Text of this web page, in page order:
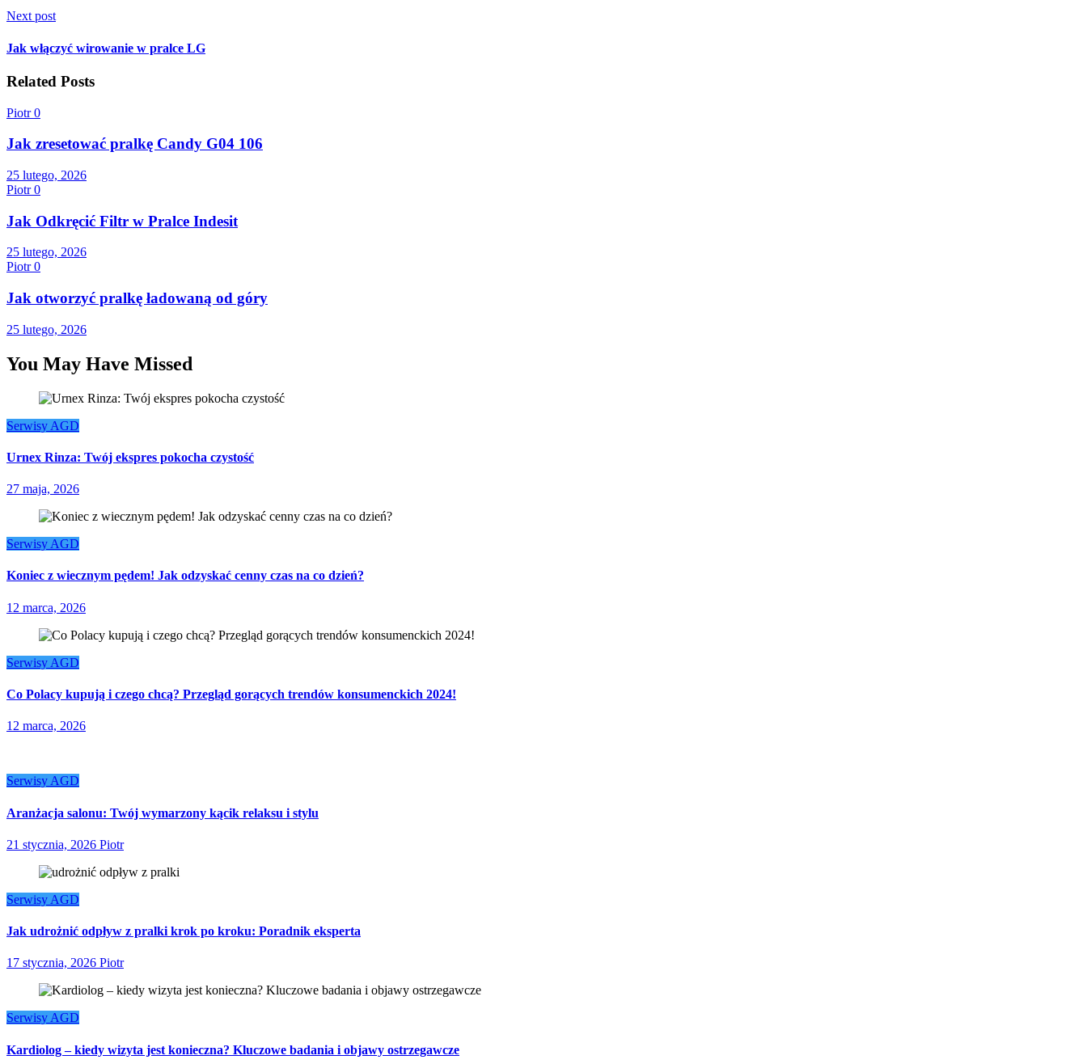
Next post
Jak włączyć wirowanie w pralce LG
Related Posts
Piotr0
Jak zresetować pralkę Candy G04 106
25 lutego, 2026
Piotr0
Jak Odkręcić Filtr w Pralce Indesit
25 lutego, 2026
Piotr0
Jak otworzyć pralkę ładowaną od góry
25 lutego, 2026
You May Have Missed
Serwisy AGD
Urnex Rinza: Twój ekspres pokocha czystość
27 maja, 2026
Serwisy AGD
Koniec z wiecznym pędem! Jak odzyskać cenny czas na co dzień?
12 marca, 2026
Serwisy AGD
Co Polacy kupują i czego chcą? Przegląd gorących trendów konsumenckich 2024!
12 marca, 2026
Serwisy AGD
Aranżacja salonu: Twój wymarzony kącik relaksu i stylu
21 stycznia, 2026 Piotr
Serwisy AGD
Jak udrożnić odpływ z pralki krok po kroku: Poradnik eksperta
17 stycznia, 2026 Piotr
Serwisy AGD
Kardiolog – kiedy wizyta jest konieczna? Kluczowe badania i objawy ostrzegawcze